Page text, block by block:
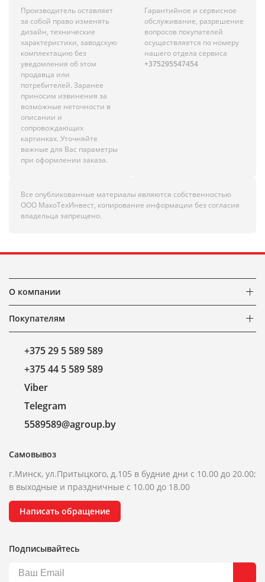
Производитель оставляет
за собой право изменять
дизайн, технические
характеристики, заводскую
комплектацию без
уведомления об этом
продавца или
потребителей. Заранее
приносим извинения за
возможные неточности в
описании и
сопровождающих
картинках. Уточняйте
важные для Вас параметры
при оформлении заказа.
Гарантийное и сервисное
обслуживание, разрешение
вопросов покупателей
осуществляется по номеру
нашего отдела сервиса
+375295547454
Все опубликованные материалы являются собственностью
ООО МакоТехИнвест, копирование информации без согласия
владельца запрещено.
О компании
Покупателям
+375 29 5 589 589
+375 44 5 589 589
Viber
Telegram
5589589@agroup.by
Самовывоз
г.Минск, ул.Притыцкого, д.105 в будние дни с 10.00 до 20.00;
в выходные и праздничные с 10.00 до 18.00
Написать обращение
Подписывайтесь